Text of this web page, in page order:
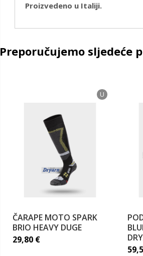
Proizvedeno u Italiji.
Preporučujemo sljedeće
U
ČARAPE MOTO SPARK
BRIO HEAVY DUGE
29,80 €